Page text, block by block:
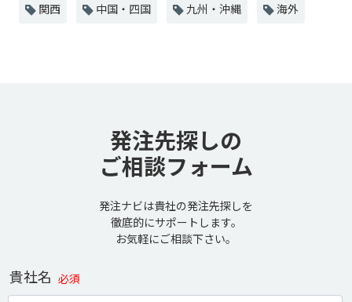
関西 中国・四国 九州・沖縄 海外
発注先探しの
ご相談フォーム
発注ナビは貴社の発注先探しを
徹底的にサポートします。
お気軽にご相談下さい。
貴社名 必須